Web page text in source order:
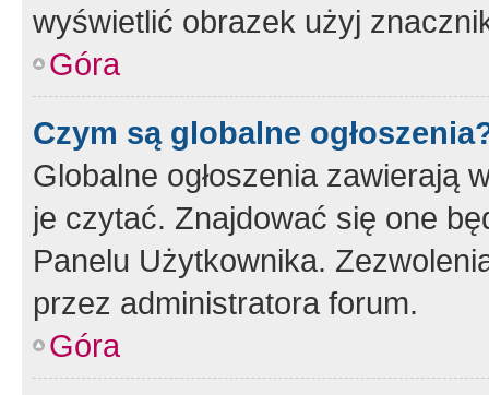
wyświetlić obrazek użyj
Góra
Czym są globalne
Globalne ogłoszenia zawierają
je czytać. Znajdować się one
Panelu Użytkownika.
przez administratora forum.
Góra